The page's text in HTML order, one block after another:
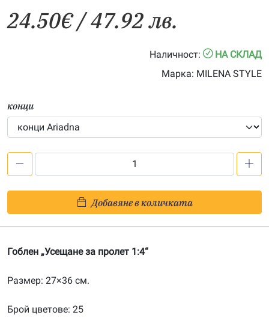
24.50€/ 47.92 лв.
Наличност:
НА СКЛАД
Марка: MILENA STYLE
конци
за
пролет
Добавяне в количката
Гоблен „Усещане за пролет 1:4“
Размер: 27×36 см.
Брой цветове: 25